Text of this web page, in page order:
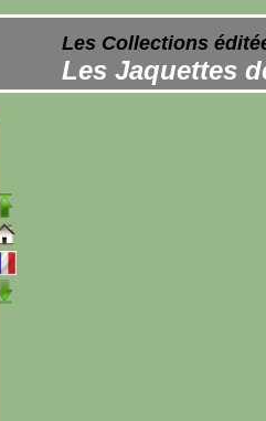
Les Collections
Les Jaquettes